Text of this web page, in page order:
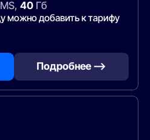
40Гб
можно добавить к тарифу
Подробнее —>